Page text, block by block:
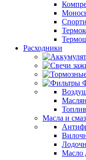
Расходники
Масла и
Масло